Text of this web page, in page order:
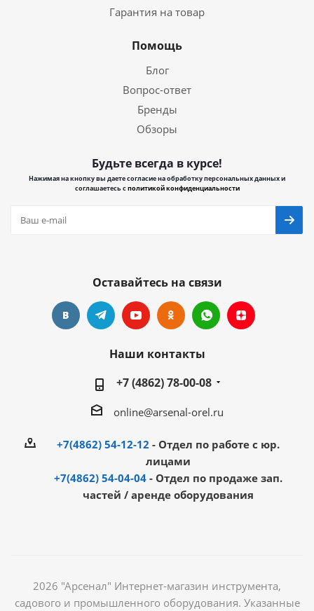
Гарантия на товар
Помощь
Блог
Вопрос-ответ
Бренды
Обзоры
Будьте всегда в курсе!
Нажимая на кнопку вы даете согласие на обработку персональных данных и
соглашаетесь сполитикой конфиденциальности
Оставайтесь на связи
Наши контакты
+7 (4862) 78-00-08
online@arsenal-orel.ru
+7(4862) 54-12-12 - Отдел по работе с юр.
лицами
+7(4862) 54-04-04 - Отдел по продаже зап.
частей / аренде оборудования
2026 "Арсенал" Интернет-магазин инструмента,
садового и промышленного оборудования. Указанные